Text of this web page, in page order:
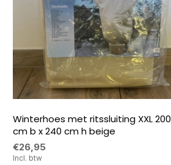
Winterhoes met ritssluiting XXL 200
cm b x 240 cm h beige
€26,95
Incl. btw